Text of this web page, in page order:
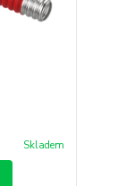
Skladem